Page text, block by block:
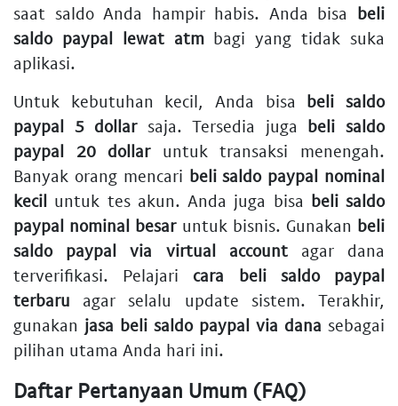
saat saldo Anda hampir habis. Anda bisa beli
saldo paypal lewat atmbagi yang tidak suka
aplikasi.
Untuk kebutuhan kecil, Anda bisa beli saldo
paypal 5 dollarsaja. Tersedia juga beli saldo
paypal 20 dollaruntuk transaksi menengah.
Banyak orang mencari beli saldo paypal nominal
kecil untuk tes akun. Anda juga bisa beli saldo
paypal nominal besaruntuk bisnis. Gunakan beli
saldo paypal via virtual accountagar dana
terverifikasi. Pelajari cara beli saldo paypal
terbaru agar selalu update sistem. Terakhir,
gunakan jasa beli saldo paypal via dana sebagai
pilihan utama Anda hari ini.
Daftar Pertanyaan Umum (FAQ)